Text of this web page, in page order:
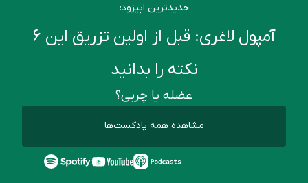
جدیدترین اپیزود:
آمپول لاغری: قبل از اولین تزریق این ۶
نکته را بدانید
عضله یا چربی؟
مشاهده همه پادکست‌ها